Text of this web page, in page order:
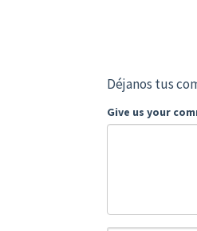
Déjanos tus
Give us your